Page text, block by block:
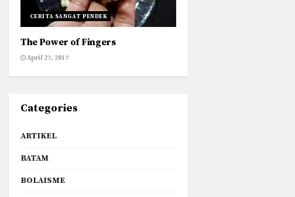
CERITA SANGAT PENDEK
The Power of Fingers
April 27, 2017
Categories
ARTIKEL
BATAM
BOLAISME